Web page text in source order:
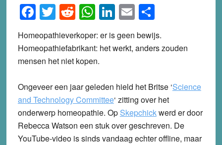
Facebook
Twitter
Reddit
WhatsApp
LinkedIn
EmailShare
Homeopathieverkoper: er is geen bewijs.
Homeopathiefabrikant: het werkt, anders zouden
mensen het niet kopen.
Ongeveer een jaar geleden hield het Britse ‘Science
and Technology Committee‘ zitting over het
onderwerp homeopathie. Op Skepchickwerd er door
Rebecca Watson een stuk over geschreven. De
YouTube-video is sinds vandaag echter offline, maar